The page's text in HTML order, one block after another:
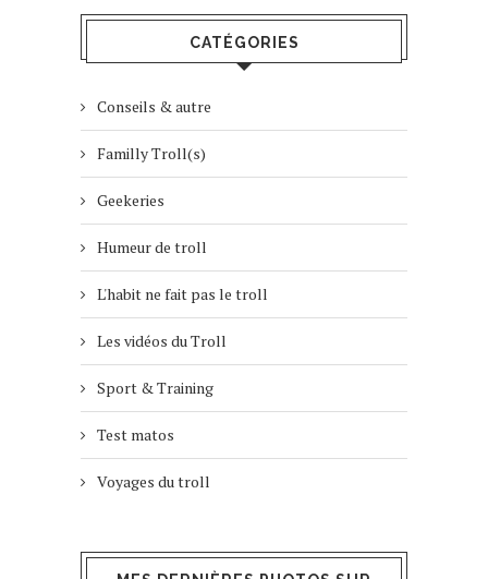
CATÉGORIES
Conseils & autre
Familly Troll(s)
Geekeries
Humeur de troll
L'habit ne fait pas le troll
Les vidéos du Troll
Sport & Training
Test matos
Voyages du troll